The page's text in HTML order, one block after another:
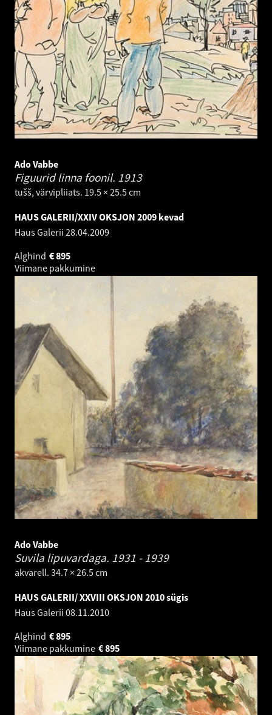
Ado Vabbe
Figuurid linna foonil. 1913
tušš, värvipliiats. 19.5 × 25.5 cm
HAUS GALERII/XXIV OKSJON 2009 kevad
Haus Galerii 28.04.2009
Alghind
895
€
Viimane pakkumine
Ado Vabbe
Suvila lipuvardaga. 1931 - 1939
akvarell. 34.7 × 26.5 cm
HAUS GALERII/ XXVIII OKSJON 2010 sügis
Haus Galerii 08.11.2010
Alghind
895
€
Viimane pakkumine
895
€